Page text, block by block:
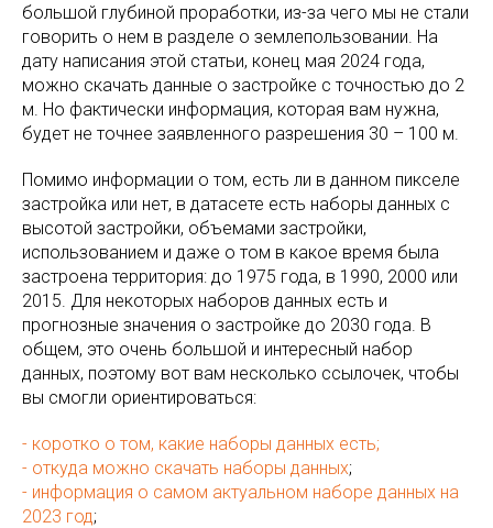
большой глубиной проработки, из-за чего мы не стали
говорить о нем в разделе о землепользовании. На
дату написания этой статьи, конец мая 2024 года,
можно скачать данные о застройке с точностью до 2
м. Но фактически информация, которая вам нужна,
будет не точнее заявленного разрешения 30 – 100 м.
Помимо информации о том, есть ли в данном пикселе
застройка или нет, в датасете есть наборы данных с
высотой застройки, объемами застройки,
использованием и даже о том в какое время была
застроена территория: до 1975 года, в 1990, 2000 или
2015. Для некоторых наборов данных есть и
прогнозные значения о застройке до 2030 года. В
общем, это очень большой и интересный набор
данных, поэтому вот вам несколько ссылочек, чтобы
вы смогли ориентироваться:
- коротко о том, какие наборы данных есть;
- откуда можно скачать наборы данных;
- информация о самом актуальном наборе данных на
2023 год;